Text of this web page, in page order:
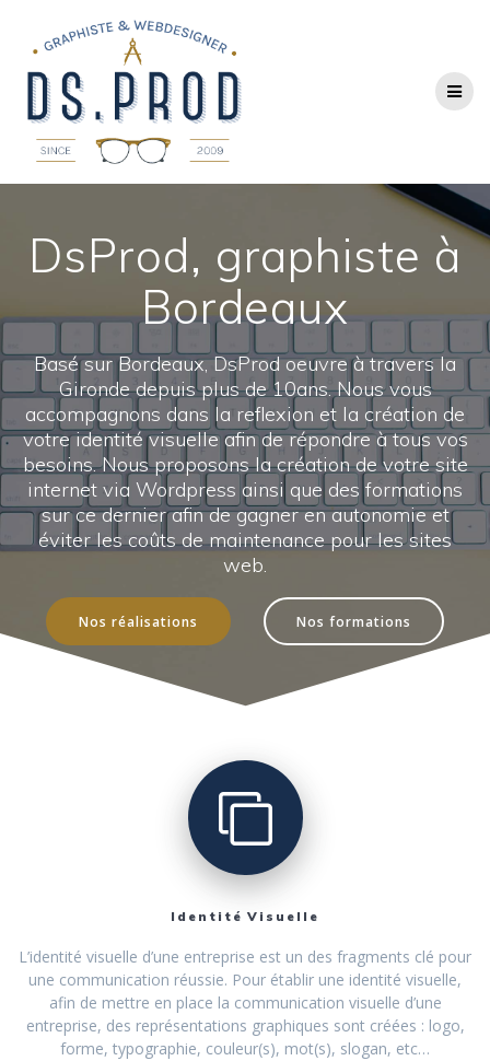
DsProd, graphiste à
Bordeaux
Basé sur Bordeaux, DsProd oeuvre à travers la
Gironde depuis plus de 10ans. Nous vous
accompagnons dans la reflexion et la création de
votre identité visuelle afin de répondre à tous vos
besoins. Nous proposons la création de votre site
internet via Wordpress ainsi que des formations
sur ce dernier afin de gagner en autonomie et
éviter les coûts de maintenance pour les sites
web.
Nos réalisations Nos formations
Identité Visuelle
L’identité visuelle d’une entreprise est un des fragments clé pour
une communication réussie. Pour établir une identité visuelle,
afin de mettre en place la communication visuelle d’une
entreprise, des représentations graphiques sont créées : logo,
forme, typographie, couleur(s), mot(s), slogan, etc…